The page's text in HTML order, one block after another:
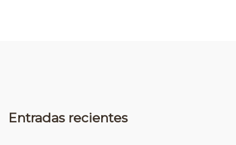
Entradas recientes